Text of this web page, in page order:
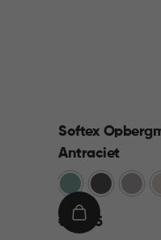
Softex
Antraciet
BlauwAntraciet
Taupe
€€ 10,95
IN